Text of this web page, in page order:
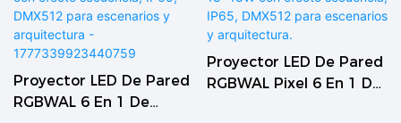
Proyector LED De Pared
RGBWAL 6 En 1 De
Proyector LED De Pared
RGBWAL Pixel 6 En 1 De